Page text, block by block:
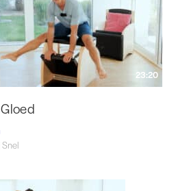
23:20
Snel